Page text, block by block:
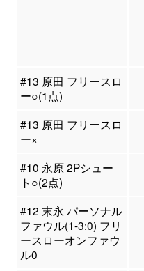
#13 原田 フリースロ
ー○(1点)
#13 原田 フリースロ
ー×
#10 永原 2Pシュー
ト○(2点)
#12 末永 パーソナル
ファウル(1-3:0) フリ
ースローオンファウ
ル0